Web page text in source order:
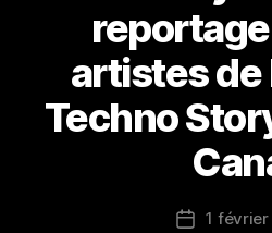
artistes de
Techno
Date1 février